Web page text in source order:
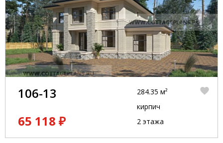
106-13
65 118 ₽
284.35 м²
кирпич
2 этажа